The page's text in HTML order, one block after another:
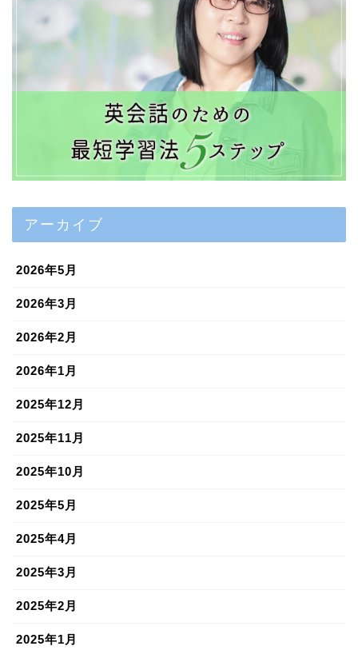
アーカイブ
2026年5月
2026年3月
2026年2月
2026年1月
2025年12月
2025年11月
2025年10月
2025年5月
2025年4月
2025年3月
2025年2月
2025年1月